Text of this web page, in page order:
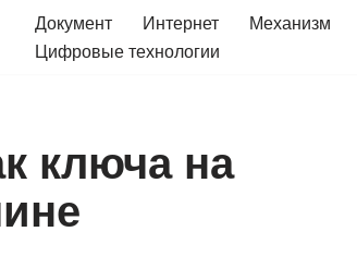
Документ Интернет Механизм
Цифровые технологии
ключа на